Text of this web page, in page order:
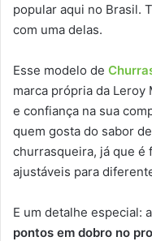
popular aqui no Brasil.
com uma delas.
Esse modelo de
marca própria da Leroy
e confiança na sua
quem gosta do sabor
churrasqueira, já que é
ajustáveis para
E um detalhe especial:
pontos em dobro no